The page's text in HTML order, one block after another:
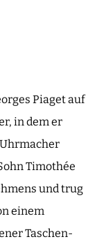
Piaget auf
in dem er
Timothée
und trug
einem
Taschen-